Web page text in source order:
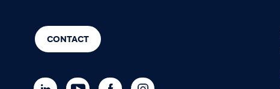
CONTACT